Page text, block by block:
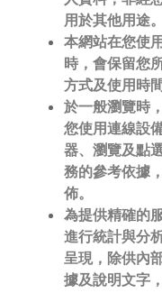
用於其他用途。
本網站在您使
時，會保留您
方式及使用時間
於一般瀏覽時
您使用連線設
器、瀏覽及點
務的參考依據
佈。
為提供精確的
進行統計與分
呈現，除供內
據及說明文字